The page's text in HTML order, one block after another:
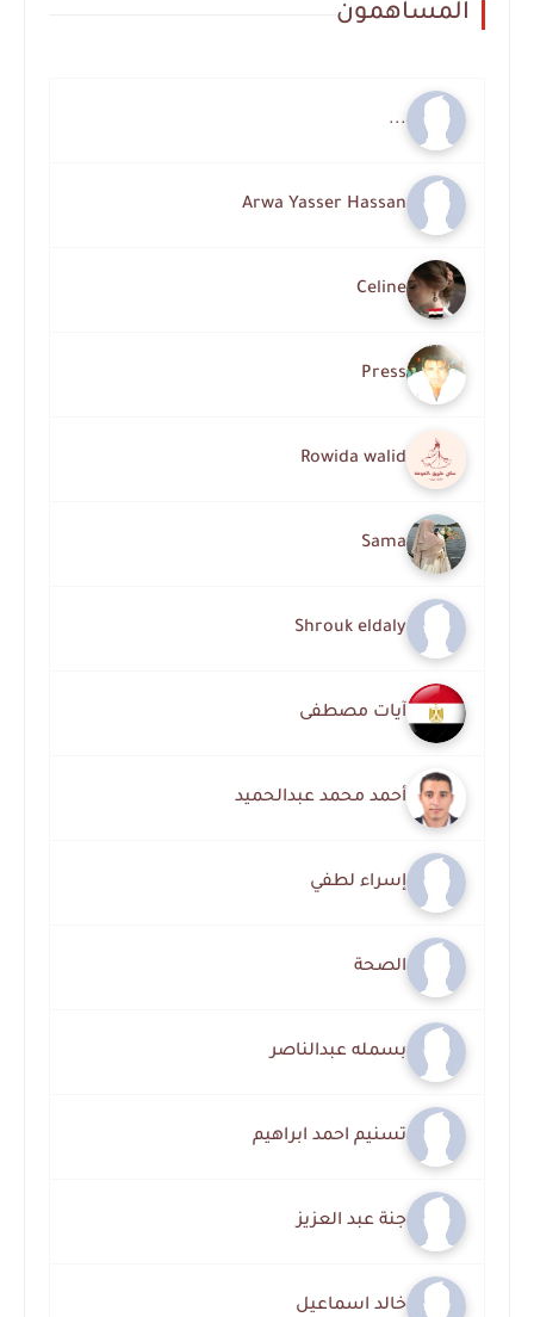
المساهمون
...
Arwa Yasser Hassan
Celine
Press
Rowida walid
Sama
Shrouk eldaly
آيات مصطفى
أحمد محمد عبدالحميد
إسراء لطفي
الصحة
بسمله عبدالناصر
تسنيم احمد ابراهيم
جنة عبد العزيز
خالد اسماعيل